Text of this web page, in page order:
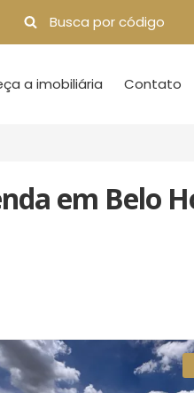
a imobiliária Contato
em Belo